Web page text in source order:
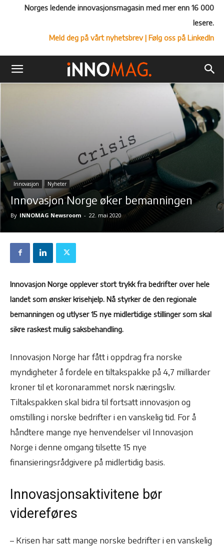
Norges ledende innovasjonsmagasin med mer enn 16 000
lesere.
Meld deg på vårt nyhetsbrev| Følg oss på LinkedIn
Innovasjon Nyheter
Innovasjon Norge øker bemanningen
By INNOMAG Newsroom - 22. mai 2020
Innovasjon Norge opplever stort trykk fra bedrifter over hele
landet som ønsker krisehjelp. Nå styrker de den regionale
bemanningen og utlyser 15 nye midlertidige stillinger som skal
sikre raskest mulig saksbehandling.
Innovasjon Norge har fått i oppdrag fra norske
myndigheter å fordele en tiltakspakke på 4,7 milliarder
kroner til et koronarammet norsk næringsliv.
Tiltakspakken skal bidra til fortsatt innovasjon og
omstilling i norske bedrifter i en vanskelig tid. For å
håndtere mange nye henvendelser vil Innovasjon
Norge i denne omgang tilsette 15 nye
finansieringsrådgivere på midlertidig basis.
Innovasjonsaktivitene bør
videreføres
– Krisen har satt mange norske bedrifter i en vanskelig